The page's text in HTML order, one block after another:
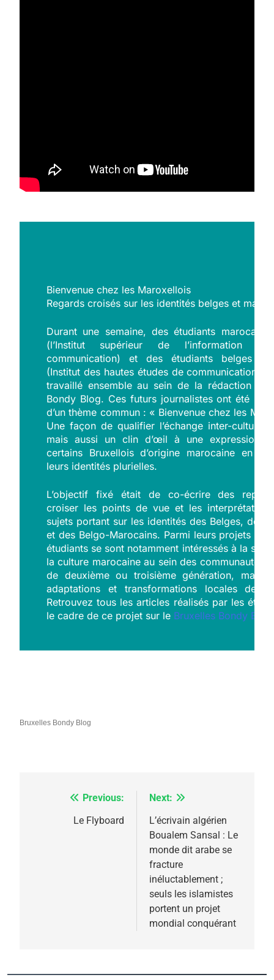
Bienvenue chez les Maroxellois
Regards croisés sur les identités belges et
Durant une semaine, des étudiants marocains
(l’Institut supérieur de l’information
communication) et des étudiants belges de
(Institut des hautes études de communication
travaillé ensemble au sein de la rédaction du
Bondy Blog. Ces futurs journalistes ont été
d’un thème commun : « Bienvenue chez les
Une façon de qualifier l’échange inter-culturel
mais aussi un clin d’œil à une expression
certains Bruxellois d’origine marocaine en
leurs identités plurielles.
L’objectif fixé était de co-écrire des
croiser les points de vue et les
sujets portant sur les identités des Belges, des
et des Belgo-Marocains. Parmi leurs projets
étudiants se sont notamment intéressés à la
la culture marocaine au sein des communautés
de deuxième ou troisième génération, mais
adaptations et transformations locales des
Retrouvez tous les articles réalisés par les
le cadre de ce projet sur le Bruxelles Bondy Blog
Bruxelles Bondy Blog
NavigationPrevious:
Le Flyboard
Next:
L’écrivain algérien
Boualem Sansal : Le
monde dit arabe se
fracture
inéluctablement ;
seuls les islamistes
portent un projet
mondial conquérant
2025, l’année la plus
meurtrière selon le
rapport d’ADL contre
ISRAÉL
FIÈRE, DIGNE ET RÉSILIENTE :